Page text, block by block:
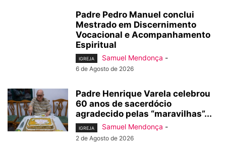
Padre Pedro Manuel conclui
Mestrado em Discernimento
Vocacional e Acompanhamento
Espiritual
IGREJA Samuel Mendonça -
6 de Agosto de 2026
Padre Henrique Varela celebrou
60 anos de sacerdócio
agradecido pelas “maravilhas”...
IGREJA Samuel Mendonça -
2 de Agosto de 2026